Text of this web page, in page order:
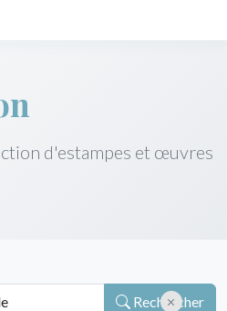
d'estampes et œuvres
Rechercher